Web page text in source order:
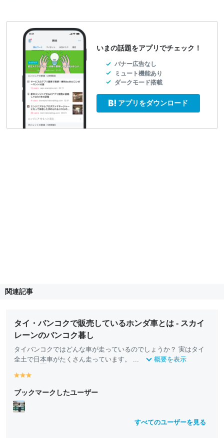
いまの話題をアプリでチェック！
バナー広告なし
ミュート機能あり
ダークモード搭載
アプリをダウンロード
関連記事
タイ・バンコクで販売しているホンダ車とは - スカイ
レーンのバンコク暮し
タイバンコクではどんな車が走っているのでしょうか？ 実はタイ
全土で日 本車がたくさん走っています。 ... 概要を表示
y
ll
o
w
y
ll
o
w
ll
ブックマークしたユーザー
すべてのユーザーを見る